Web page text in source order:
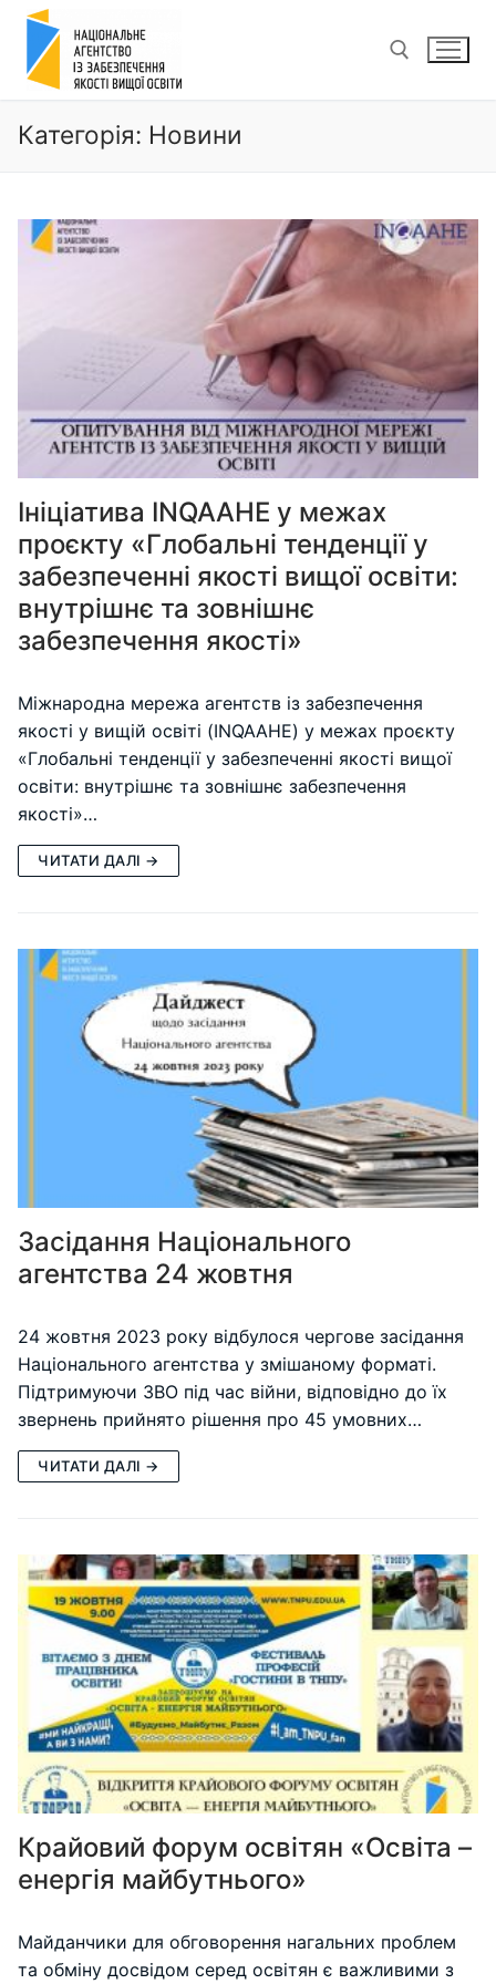
Перейти
вмісту
Пошук:
Категорія: Новини
Ініціатива INQAAHE у межах
проєкту «Глобальні тенденції у
забезпеченні якості вищої освіти:
внутрішнє та зовнішнє
забезпечення якості»
Міжнародна мережа агентств із забезпечення
якості у вищій освіті (INQAAHE) у межах проєкту
«Глобальні тенденції у забезпеченні якості вищої
освіти: внутрішнє та зовнішнє забезпечення
якості»…
ЧИТАТИ ДАЛІ →
Засідання Національного
агентства 24 жовтня
24 жовтня 2023 року відбулося чергове засідання
Національного агентства у змішаному форматі.
Підтримуючи ЗВО під час війни, відповідно до їх
звернень прийнято рішення про 45 умовних…
ЧИТАТИ ДАЛІ →
Крайовий форум освітян «Освіта –
енергія майбутнього»
Майданчики для обговорення нагальних проблем
та обміну досвідом серед освітян є важливими з